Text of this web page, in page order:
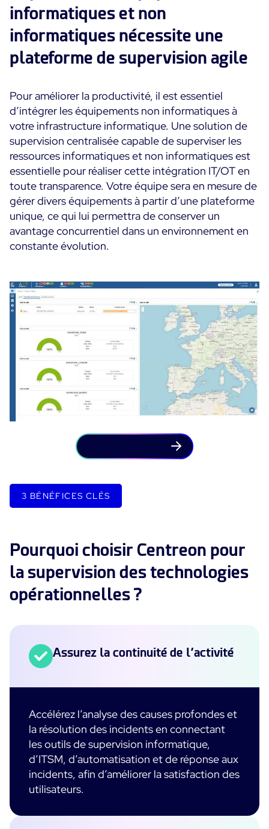
informatiques et non
informatiques nécessite une
plateforme de supervision agile
Pour améliorer la productivité, il est essentiel
d’intégrer les équipements non informatiques à
votre infrastructure informatique. Une solution de
supervision centralisée capable de superviser les
ressources informatiques et non informatiques est
essentielle pour réaliser cette intégration IT/OT en
toute transparence. Votre équipe sera en mesure de
gérer divers équipements à partir d’une plateforme
unique, ce qui lui permettra de conserver un
avantage concurrentiel dans un environnement en
constante évolution.
3 BÉNÉFICES CLÉS
Pourquoi choisir Centreon pour
la supervision des technologies
opérationnelles ?
Assurez la continuité de l’activité
Accélérez l’analyse des causes profondes et
la résolution des incidents en connectant
les outils de supervision informatique,
d’ITSM, d’automatisation et de réponse aux
incidents, afin d’améliorer la satisfaction des
utilisateurs.